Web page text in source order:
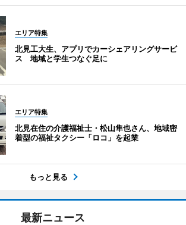
エリア特集
北見工大生、アプリでカーシェアリングサービ
ス 地域と学生つなぐ足に
エリア特集
北見在住の介護福祉士・松山隼也さん、地域密
着型の福祉タクシー「ロコ」を起業
もっと見る
最新ニュース